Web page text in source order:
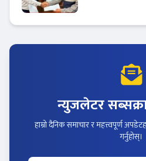
न्युजलेटर
हाम्रो दैनिक समाचार र महत्त्वपूर्ण
गर्नुहोस्।